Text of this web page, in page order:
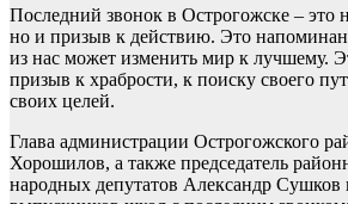
Последний звонок в Острогожске – это
но и призыв к действию. Это
из нас может изменить мир к лучшему.
призыв к храбрости, к поиску своего
своих целей.
Глава администрации Острогожского
Хорошилов, а также председатель
народных депутатов Александр Сушков